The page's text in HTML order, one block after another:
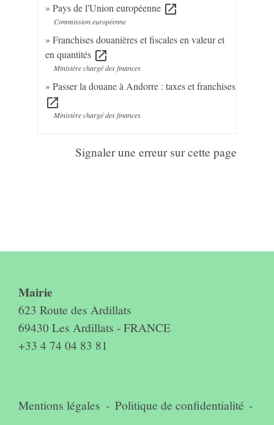
Pays de l'Union européenne open_in_new
Commission européenne
Franchises douanières et fiscales en valeur et
en quantités open_in_new
Ministère chargé des finances
Passer la douane à Andorre : taxes et franchises
open_in_new
Ministère chargé des finances
Signaler une erreur sur cette page
Mairie
623 Route des Ardillats
69430 Les Ardillats - FRANCE
+33 4 74 04 83 81
Mentions légales - Politique de confidentialité -